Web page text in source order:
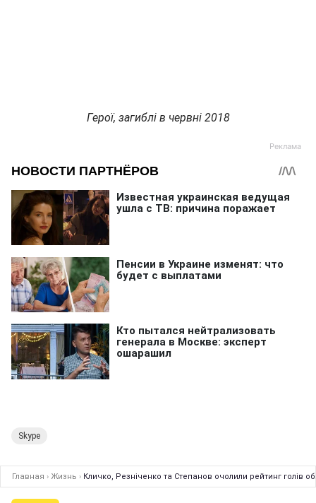
Герої, загиблі в червні 2018
Skype
Главная › Жизнь › Кличко, Резніченко та Степанов очолили рейтинг голів